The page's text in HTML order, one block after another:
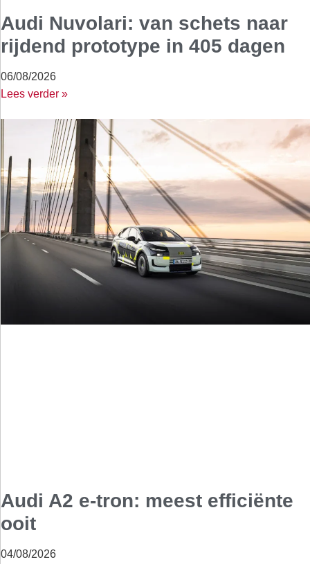
Audi Nuvolari: van schets naar
rijdend prototype in 405 dagen
06/08/2026
Lees verder »
Audi A2 e-tron: meest efficiënte
ooit
04/08/2026